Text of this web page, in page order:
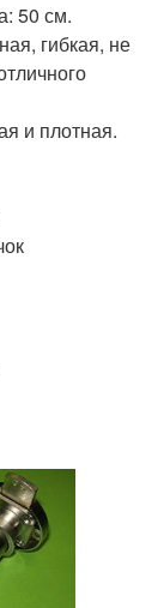
50 см.
гибкая, не
и плотная.